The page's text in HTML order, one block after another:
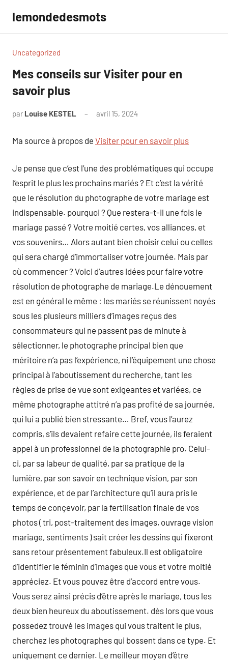
contenu
lemondedesmots
Uncategorized
Mes conseils sur Visiter pour en
savoir plus
par Louise KESTEL avril 15, 2024
Ma source à propos de Visiter pour en savoir plus
Je pense que c’est l’une des problématiques qui occupe
l’esprit le plus les prochains mariés ? Et c’est la vérité
que le résolution du photographe de votre mariage est
indispensable. pourquoi ? Que restera-t-il une fois le
mariage passé ? Votre moitié certes, vos alliances, et
vos souvenirs… Alors autant bien choisir celui ou celles
qui sera chargé d’immortaliser votre journée. Mais par
où commencer ? Voici d’autres idées pour faire votre
résolution de photographe de mariage.Le dénouement
est en général le même : les mariés se réunissent noyés
sous les plusieurs milliers d’images reçus des
consommateurs qui ne passent pas de minute à
sélectionner, le photographe principal bien que
méritoire n’a pas l’expérience, ni l’équipement une chose
principal à l’aboutissement du recherche, tant les
règles de prise de vue sont exigeantes et variées, ce
même photographe attitré n’a pas profité de sa journée,
qui lui a publié bien stressante… Bref, vous l’aurez
compris, s’ils devaient refaire cette journée, ils feraient
appel à un professionnel de la photographie pro. Celui-
ci, par sa labeur de qualité, par sa pratique de la
lumière, par son savoir en technique vision, par son
expérience, et de par l’architecture qu’il aura pris le
temps de conçevoir, par la fertilisation finale de vos
photos ( tri, post-traitement des images, ouvrage vision
mariage, sentiments ) sait créer les dessins qui fixeront
sans retour présentement fabuleux.Il est obligatoire
d’identifier le féminin d’images que vous et votre moitié
appréciez. Et vous pouvez être d’accord entre vous.
Vous serez ainsi précis d’être après le mariage, tous les
deux bien heureux du aboutissement. dès lors que vous
possedez trouvé les images qui vous traitent le plus,
cherchez les photographes qui bossent dans ce type. Et
uniquement ce dernier. Le meilleur moyen d’être